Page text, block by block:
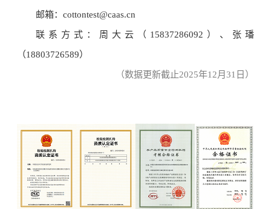
邮箱：cottontest@caas.cn
联系方式：周大云（15837286092）、张璠
（18803726589）
（数据更新截止2025年12月31日）